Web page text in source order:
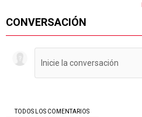
CONVERSACIÓN
TODOS LOS COMENTARIOS